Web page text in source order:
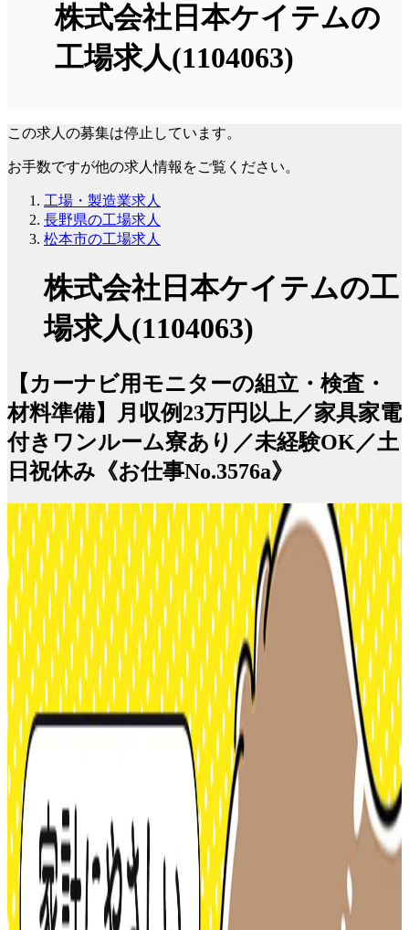
株式会社日本ケイテムの
工場求人(1104063)
この求人の募集は停止しています。
お手数ですが他の求人情報をご覧ください。
工場・製造業求人
長野県の工場求人
松本市の工場求人
株式会社日本ケイテムの工
場求人(1104063)
【カーナビ用モニターの組立・検査・
材料準備】月収例23万円以上／家具家電
付きワンルーム寮あり／未経験OK／土
日祝休み《お仕事No.3576a》